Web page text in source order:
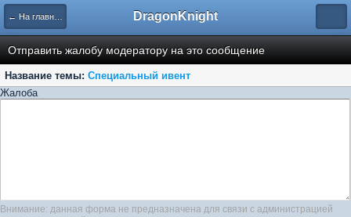
← На главную DragonKnight
Отправить жалобу модератору на это сообщение
Название темы: Специальный ивент
Жалоба
Внимание: данная форма не предназначена для связи с администрацией